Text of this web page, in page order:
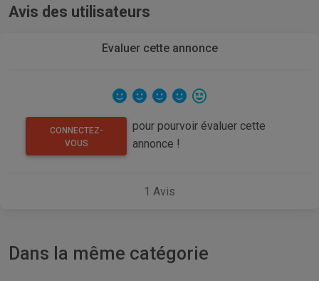
Avis des utilisateurs
Evaluer cette annonce
CONNECTEZ-
VOUS
pour pourvoir évaluer cette
annonce !
1 Avis
Dans la même catégorie